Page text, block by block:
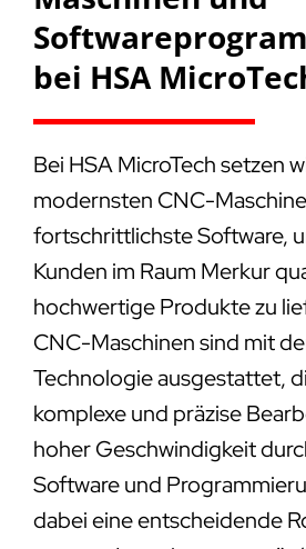
bei HSA
Bei HSA MicroTech setzen
modernsten CNC-
fortschrittlichste Software,
Kunden im Raum Merkur
hochwertige Produkte zu
CNC-Maschinen sind mit
Technologie ausgestattet,
komplexe und präzise
hoher Geschwindigkeit
Software und
dabei eine entscheidende